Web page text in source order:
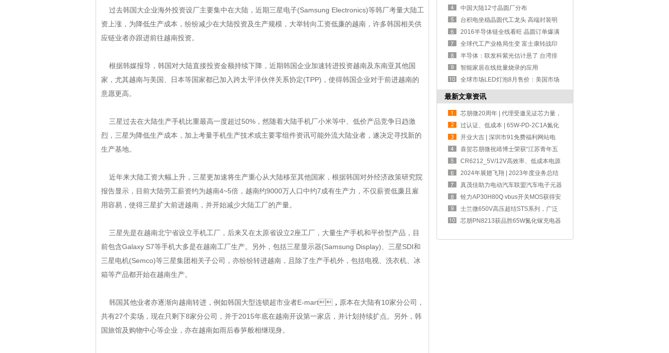
过去韩国大企业海外投资设厂主要集中在大陆，近期三星电子(Samsung Electronics)等韩厂考量大陆工
资上涨，为降低生产成本，纷纷减少在大陆投资及生产规模，大举转向工资低廉的越南，许多韩国相关供
应链业者亦跟进前往越南投资。
根据韩媒报导，韩国对大陆直接投资金额持续下降，近期韩国企业加速转进投资越南及东南亚其他国
家，尤其越南与美国、日本等国家都已加入跨太平洋伙伴关系协定(TPP)，使得韩国企业对于前进越南的
意愿更高。
三星过去在大陆生产手机比重最高一度超过50%，然随着大陆手机厂小米等中、低价产品竞争日趋激
烈，三星为降低生产成本，加上考量手机生产技术或主要零组件资讯可能外流大陆业者，遂决定寻找新的
生产基地。
近年来大陆工资大幅上升，三星更加速将生产重心从大陆移至其他国家，根据韩国对外经济政策研究院
报告显示，目前大陆劳工薪资约为越南4~5倍，越南约9000万人口中约7成有生产力，不仅薪资低廉且雇
用容易，使得三星扩大前进越南，并开始减少大陆工厂的产量。
三星先是在越南北宁省设立手机工厂，后来又在太原省设立2座工厂，大量生产手机和平价型产品，目
前包含Galaxy S7等手机大多是在越南工厂生产。另外，包括三星显示器(Samsung Display)、三星SDI和
三星电机(Semco)等三星集团相关子公司，亦纷纷转进越南，且除了生产手机外，包括电视、洗衣机、冰
箱等产品都开始在越南生产。
韩国其他业者亦逐渐向越南转进，例如韩国大型连锁超市业者E-mart，原本在大陆有10家分公司，
共有27个卖场，现在只剩下8家分公司，并于2015年底在越南开设第一家店，并计划持续扩点。另外，韩
国旅馆及购物中心等企业，亦在越南如雨后春笋般相继现身。
中国大陆12寸晶圆厂分布
台积电坐稳晶圆代工龙头 高端封装明
年丰收
2016半导体链全线看旺 晶圆订单爆满
全球代工产业格局生变 富士康转战印
度
半导体：联发科紫光估计悬了 台湾排
斥陆资
智能家居在线批量烧录的应用
全球市场LED灯泡8月售价：美国市场
价格最
最新文章资讯
芯朋微20周年 | 代理受邀见证芯力量，
共赴
过认证、低成本 | 65W-PD-2C1A氮化
镓设计方
开业大吉 | 深圳市91免费福利网站电
子-宁波分公司！
喜贺芯朋微祝靖博士荣获“江苏青年五
四奖章
CR6212_5V/12V高效率、低成本电源
方案，完
2024年展翅飞翔 | 2023年度业务总结
交流大
真茂佳助力电动汽车联盟汽车电子元器
件工作
铨力AP30H80Q vbus开关MOS获得安
克67W 2C1A
士兰微650V高压超结STS系列，广泛
应用于消
芯朋PN8213获品胜65W氮化镓充电器